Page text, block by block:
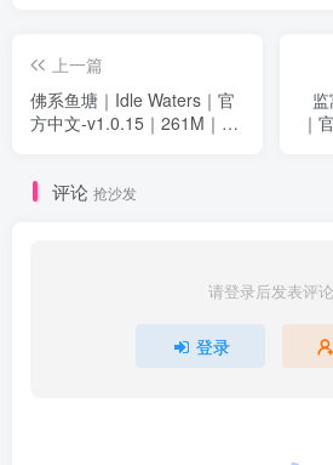
上一篇
佛系鱼塘｜Idle Waters｜官
方中文-v1.0.15｜261M｜免
｜
评论 抢沙发
请登录后发表评论
登录